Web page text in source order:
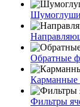
Обратные
Карманные
Фильтры